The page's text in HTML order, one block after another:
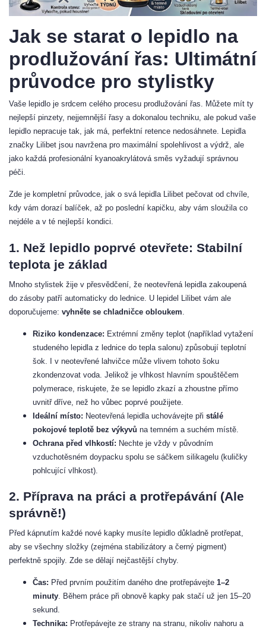
Jak se starat o lepidlo na
prodlužování řas: Ultimátní
průvodce pro stylistky
Vaše lepidlo je srdcem celého procesu prodlužování řas. Můžete mít ty
nejlepší pinzety, nejjemnější řasy a dokonalou techniku, ale pokud vaše
lepidlo nepracuje tak, jak má, perfektní retence nedosáhnete. Lepidla
značky Lilibet jsou navržena pro maximální spolehlivost a výdrž, ale
jako každá profesionální kyanoakrylátová směs vyžadují správnou
péči.
Zde je kompletní průvodce, jak o svá lepidla Lilibet pečovat od chvíle,
kdy vám dorazí balíček, až po poslední kapičku, aby vám sloužila co
nejdéle a v té nejlepší kondici.
1. Než lepidlo poprvé otevřete: Stabilní
teplota je základ
Mnoho stylistek žije v přesvědčení, že neotevřená lepidla zakoupená
do zásoby patří automaticky do lednice. U lepidel Lilibet vám ale
doporučujeme: vyhněte se chladničce obloukem
Riziko kondenzace: Extrémní změny teplot (například vytažení
studeného lepidla z lednice do tepla salonu) způsobují teplotní
šok. I v neotevřené lahvičce může vlivem tohoto šoku
zkondenzovat voda. Jelikož je vlhkost hlavním spouštěčem
polymerace, riskujete, že se lepidlo zkazí a zhoustne přímo
uvnitř dříve, než ho vůbec poprvé použijete.
Ideální místo: Neotevřená lepidla uchovávejte při stálé
pokojové teplotě bez výkyvů na temném a suchém místě.
Ochrana před vlhkostí: Nechte je vždy v původním
vzduchotěsném doypacku spolu se sáčkem silikagelu (kuličky
pohlcující vlhkost).
2. Příprava na práci a protřepávání (Ale
správně!)
Před kápnutím každé nové kapky musíte lepidlo důkladně protřepat,
aby se všechny složky (zejména stabilizátory a černý pigment)
perfektně spojily. Zde se dělají nejčastější chyby.
Čas: Před prvním použitím daného dne protřepávejte 1–2
minuty . Během práce při obnově kapky pak stačí už jen 15–20
sekund.
Technika: Protřepávejte ze strany na stranu, nikoliv nahoru a